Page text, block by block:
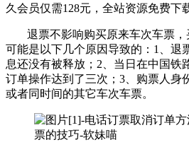
久会员仅需128元，全站资源免费下
退票不影响购买原来车次车票
可能是以下几个原因导致的：1、退
息还没有被释放；2、当日在中国铁
订单操作达到了三次；3、购票人身
或者同时间的其它车次车票。